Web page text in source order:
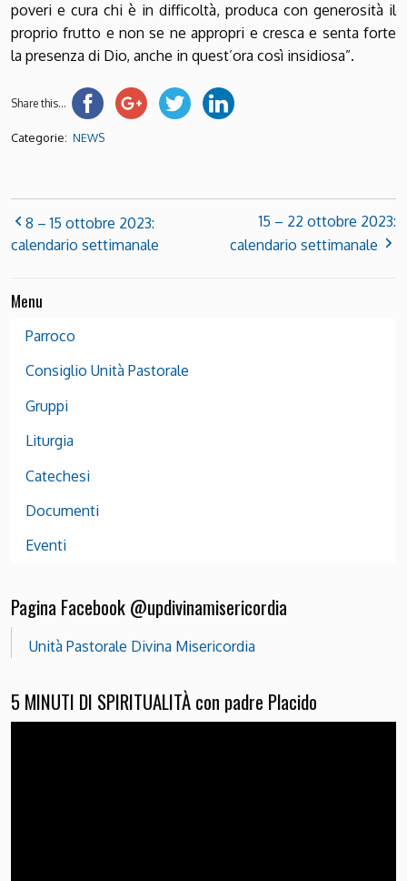
poveri e cura chi è in difficoltà, produca con generosità il
proprio frutto e non se ne appropri e cresca e senta forte
la presenza di Dio, anche in quest’ora così insidiosa”.
Share this...
Categorie: NEWS
8 – 15 ottobre 2023:
calendario settimanale
15 – 22 ottobre 2023:
calendario settimanale
Menu
Parroco
Consiglio Unità Pastorale
Gruppi
Liturgia
Catechesi
Documenti
Eventi
Pagina Facebook @updivinamisericordia
Unità Pastorale Divina Misericordia
5 MINUTI DI SPIRITUALITÀ con padre Placido